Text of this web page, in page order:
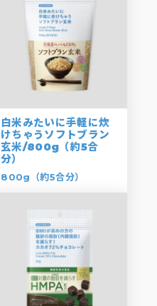
白米みたいに手軽に炊
けちゃうソフトブラン
玄米/800g（約5合
分）
800g（約5合分）